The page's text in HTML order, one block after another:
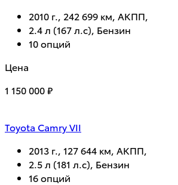
2010 г., 242 699 км, АКПП,
2.4 л (167 л.с), Бензин
10 опций
Цена
1 150 000 ₽
Toyota Camry VII
2013 г., 127 644 км, АКПП,
2.5 л (181 л.с), Бензин
16 опций